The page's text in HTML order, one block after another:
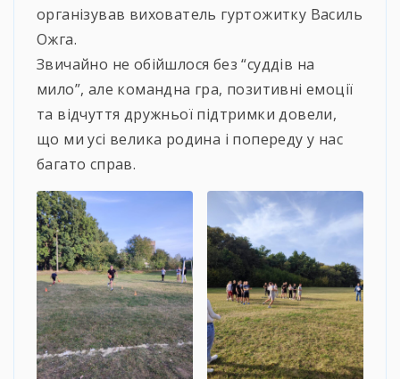
організував вихователь гуртожитку Василь
Ожга.
Звичайно не обійшлося без “суддів на
мило”, але командна гра, позитивні емоції
та відчуття дружньої підтримки довели,
що ми усі велика родина і попереду у нас
багато справ.